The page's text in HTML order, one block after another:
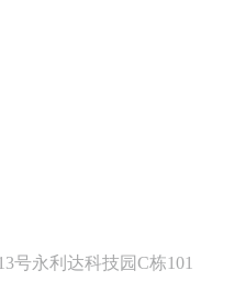
号永利达科技园C栋101